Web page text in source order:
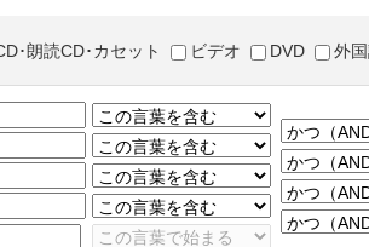
･朗読CD･カセット ビデオ DVD 外